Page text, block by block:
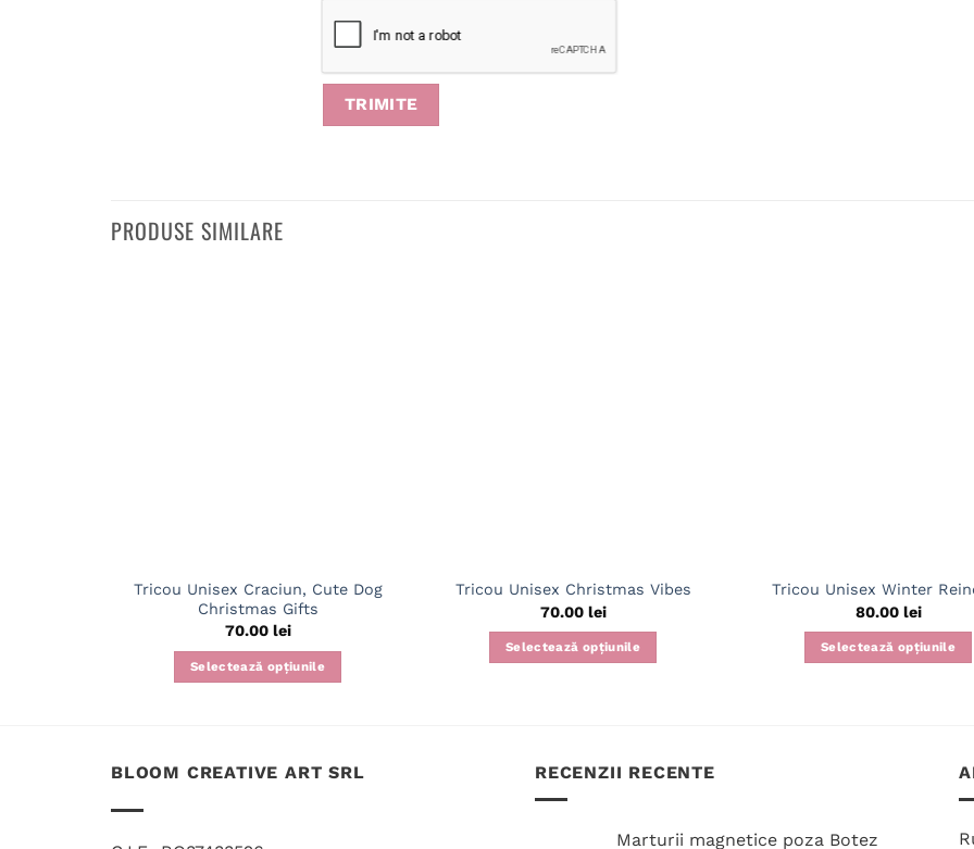
PRODUSE SIMILARE
Tricou Unisex Craciun, Cute Dog
Christmas Gifts
70.00 lei
Selectează opțiunile
mai
Opțiunile
Tricou Unisex Christmas Vibes
70.00 lei
Selectează opțiunile
multe
Tricou Unisex Winter
80.00 lei
Selectează opțiunile
BLOOM CREATIVE ART SRL RECENZII RECENTE
Marturii magnetice poza Botez